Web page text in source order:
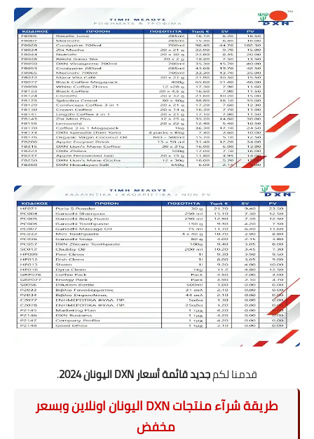
قدمنا لكمجديد قائمة أسعار DXN اليونان 2024 .
طريقة شرآءمنتجات DXN اليونان
اونلاين وبسعر
مخفض